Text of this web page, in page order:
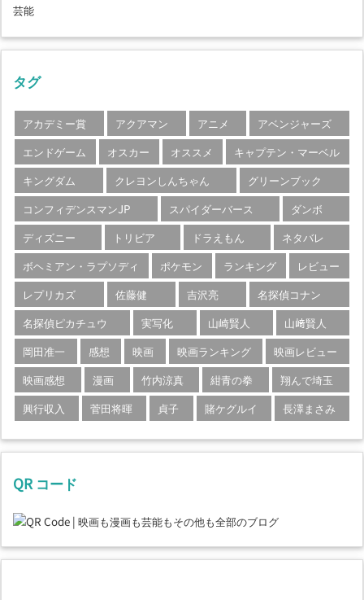
芸能
タグ
アカデミー賞 アクアマン アニメ
アベンジャーズ
エンドゲーム
オスカー オススメ
キャプテン・マーベル
キングダム
クレヨンしんちゃん
グリーンブック
コンフィデンスマンJP
スパイダーバース
ダンボ
ディズニー
トリビア ドラえもん
ネタバレ
ボヘミアン・ラプソディ
ポケモン ランキング
レビュー
レプリカズ
佐藤健 吉沢亮
名探偵コナン
名探偵ピカチュウ
実写化 山崎賢人
山﨑賢人
岡田准一
感想 映画 映画ランキング
映画レビュー
映画感想
漫画 竹内涼真 紺青の拳
翔んで埼玉
興行収入
菅田将暉 貞子 賭ケグルイ 長澤まさみ
QR コード